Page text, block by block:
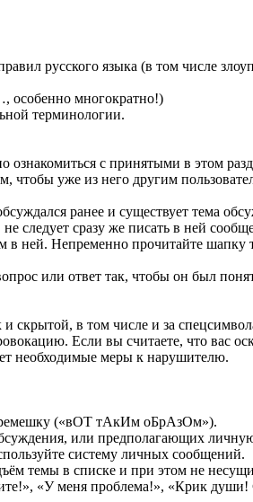
русского языка (в том числе
особенно многократно!)
терминологии.
с принятыми в этом
уже из него другим
ранее и существует тема
следует сразу же писать в ней
в ней. Непременно прочитайте
или ответ так, чтобы он был
и скрытой, в том числе и за
Если вы считаете, что вас
необходимые меры к нарушителю.
(«вОТ тАкИм оБрАзОм»).
или предполагающих
систему личных сообщений.
темы в списке и при этом не
«У меня проблема!», «Крик